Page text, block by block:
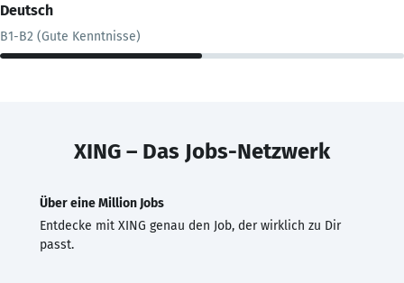
Deutsch
B1-B2 (Gute Kenntnisse)
XING – Das Jobs-Netzwerk
Über eine Million Jobs
Entdecke mit XING genau den Job, der wirklich zu Dir
passt.